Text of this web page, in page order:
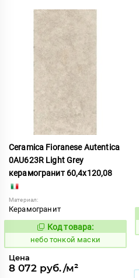
Ceramica Fioranese Autentica
0AU623R Light Grey
керамогранит 60,4x120,08
Материал:
Керамогранит
1122172
Код товара:
небо тонкой маски
Цена
8 072 руб./м²